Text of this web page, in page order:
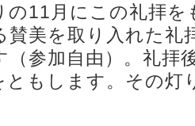
の11月にこの礼拝を
賛美を取り入れた礼
（参加自由）。礼拝
ともします。その灯